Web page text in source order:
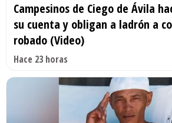
Campesinos de Ciego de Ávila
su cuenta y obligan a ladrón a
robado (Video)
Hace 23 horas